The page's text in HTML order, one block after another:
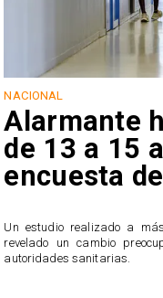
NACIONAL
Alarmante
de 13 a 15
encuesta
Un estudio realizado a
revelado un cambio
autoridades sanitarias.